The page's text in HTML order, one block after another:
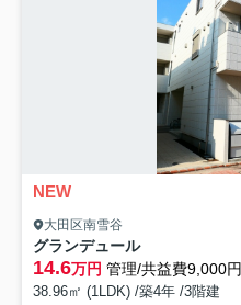
NEW
大田区南雪谷
グランデュール
14.6万円 管理/共益費9,000円
38.96㎡ (1LDK) /築4年 /3階建